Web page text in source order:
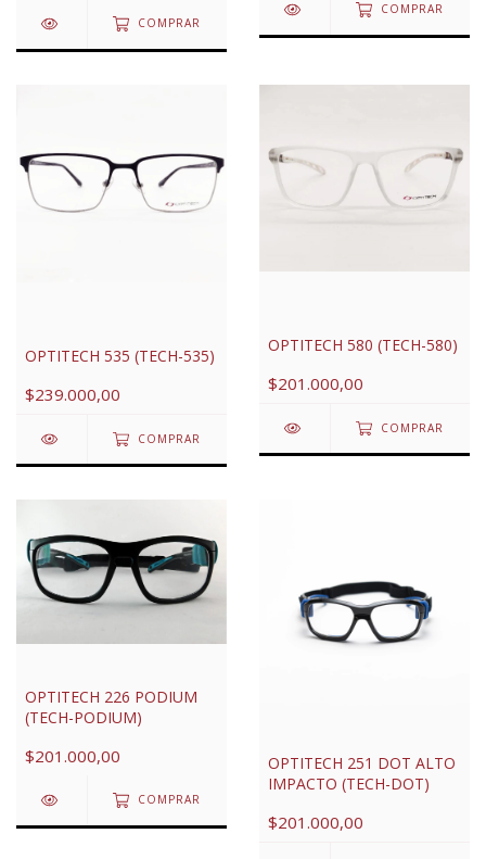
COMPRAR
COMPRAR
OPTITECH 535 (TECH-535)
$239.000,00
COMPRAR
OPTITECH 580 (TECH-580)
$201.000,00
COMPRAR
OPTITECH 226 PODIUM
(TECH-PODIUM)
$201.000,00
COMPRAR
OPTITECH 251 DOT ALTO
IMPACTO (TECH-DOT)
$201.000,00